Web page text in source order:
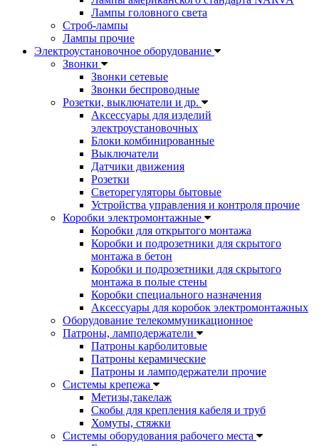
Лампы головного света
Строб-лампы
Лампы прочие
Электроустановочное оборудование
Звонки
Звонки сетевые
Звонки беспроводные
Розетки, выключатели и др.
Аксессуары для изделий
электроустановочных
Блоки комбинированные
Выключатели
Датчики движения
Розетки
Светорегуляторы бытовые
Устройства управления и контроля прочие
Коробки электромонтажные
Коробки для открытого монтажа
Коробки и подрозетники для скрытого
монтажа в бетон
Коробки и подрозетники для скрытого
монтажа в полые стены
Коробки специального назначения
Аксессуары для коробок электромонтажных
Оборудование телекоммуникационное
Патроны, ламподержатели
Патроны карболитовые
Патроны керамические
Патроны и ламподержатели прочие
Системы крепежа
Метизы,такелаж
Скобы для крепления кабеля и труб
Хомуты, стяжки
Системы оборудования рабочего места